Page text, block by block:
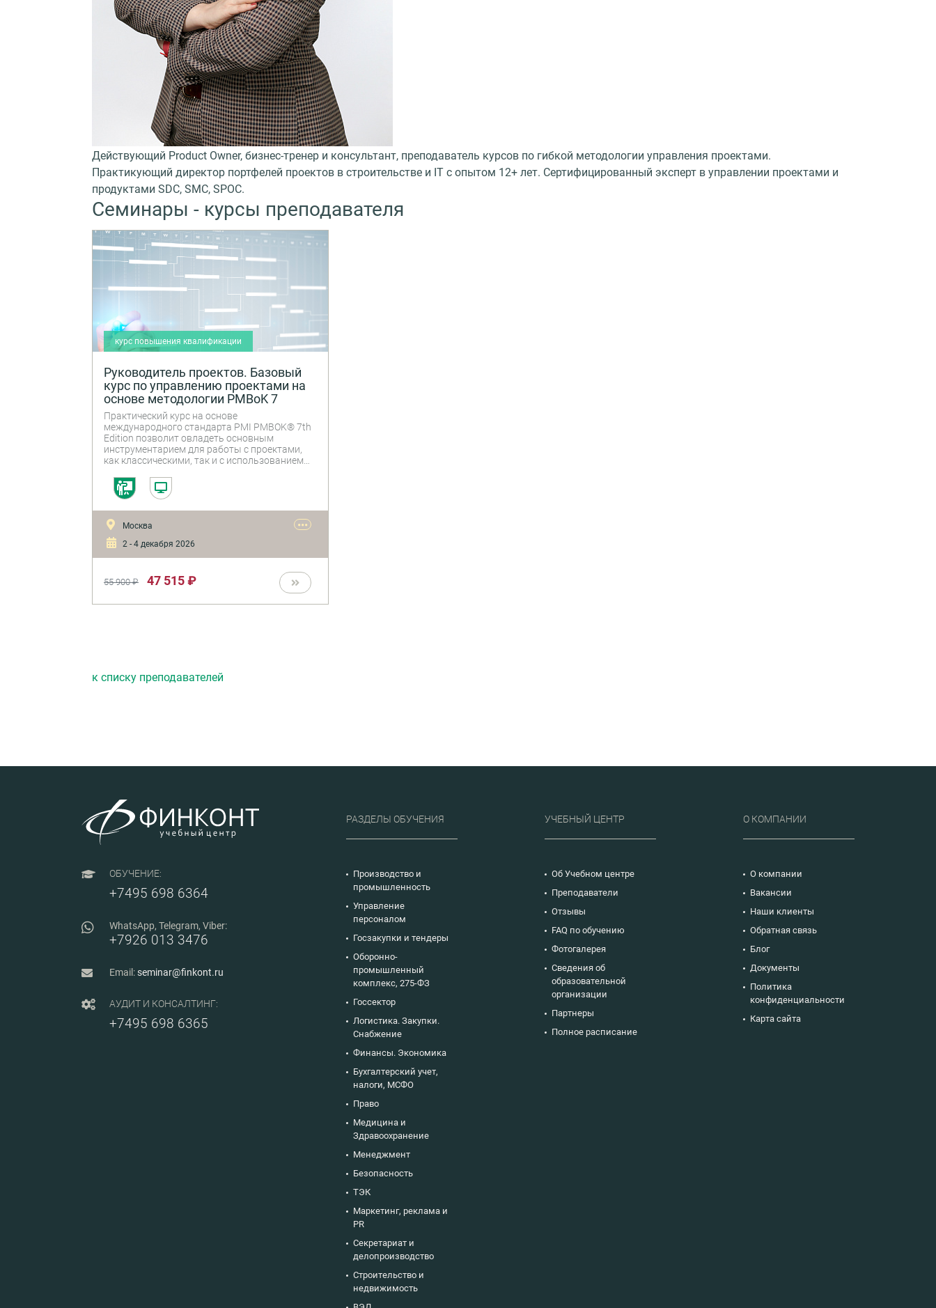
Действующий Product Owner, бизнес-тренер и консультант, преподаватель курсов по гибкой методологии управления проектами.
Практикующий директор портфелей проектов в строительстве и IT с опытом 12+ лет. Сертифицированный эксперт в управлении проектами и
продуктами SDC, SMC, SPOC.
Семинары - курсы преподавателя
курс повышения квалификации
Руководитель проектов. Базовый
курс по управлению проектами на
основе методологии PMBoK 7
Практический курс на основе
международного стандарта PMI PMBOK® 7th
Edition позволит овладеть основным
инструментарием для работы с проектами,
как классическими, так и с использованием
навыки выбора оптимального подхода для
проекта, инициации проекта, планирования, и
рисками и изменениями. Практическая
направленность курса (30% теории, 70%
практики) позволяет применить полученные
навыки в реальных проектах сразу после
завершения курса, повышая эффективность
реализации проектов.
Москва
2 - 4 декабря 2026
•••
55 900 ₽ 47 515 ₽
к списку преподавателей
ОБУЧЕНИЕ:
+7495 698 6364
WhatsApp, Telegram, Viber:
+7926 013 3476
Email:seminar@finkont.ru
АУДИТ И КОНСАЛТИНГ:
+7495 698 6365
РАЗДЕЛЫ ОБУЧЕНИЯ
Производство и
промышленность
Управление
персоналом
Госзакупки и тендеры
Оборонно-
промышленный
комплекс, 275-ФЗ
Госсектор
Логистика. Закупки.
Снабжение
Финансы. Экономика
Бухгалтерский учет,
налоги, МСФО
Право
Медицина и
Здравоохранение
Менеджмент
Безопасность
ТЭК
Маркетинг, реклама и
PR
Секретариат и
делопроизводство
Строительство и
недвижимость
УЧЕБНЫЙ ЦЕНТР
Об Учебном центре
Преподаватели
Отзывы
FAQ по обучению
Фотогалерея
Сведения об
образовательной
организации
Партнеры
Полное расписание
О КОМПАНИИ
О компании
Вакансии
Наши клиенты
Обратная связь
Блог
Документы
Политика
конфиденциальности
Карта сайта